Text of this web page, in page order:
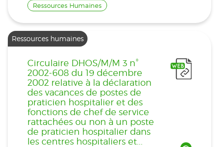
Ressources Humaines
Ressources humaines
Circulaire DHOS/M/M 3 n°
2002-608 du 19 décembre
2002 relative à la déclaration
des vacances de postes de
praticien hospitalier et des
fonctions de chef de service
rattachées ou non à un poste
de praticien hospitalier dans
les centres hospitaliers et...